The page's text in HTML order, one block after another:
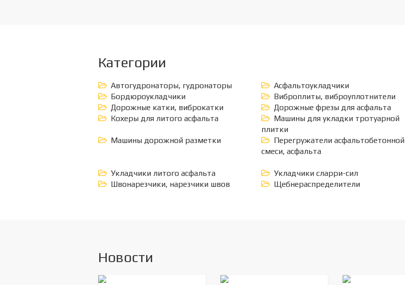
Категории
Автогудронаторы, гудронаторы Асфальтоукладчики
Бордюроукладчики
Виброплиты, виброуплотнители
Дорожные катки, виброкатки
Дорожные фрезы для асфальта
Кохеры для литого асфальта
Машины для укладки тротуарной
плитки
Машины дорожной разметки
Перегружатели асфальтобетонной
смеси, асфальта
Укладчики литого асфальта
Укладчики сларри-сил
Швонарезчики, нарезчики швов
Щебнераспределители
Новости